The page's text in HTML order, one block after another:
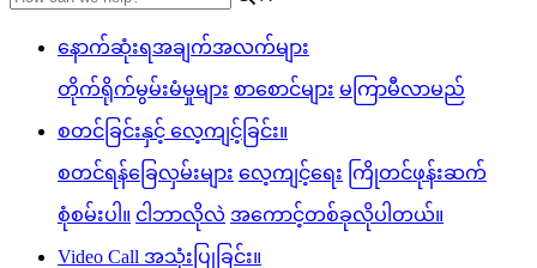
နောက်ဆုံးရအချက်အလက်များ
တိုက်ရိုက်မွမ်းမံမှုများ စာစောင်များ မကြာမီလာမည်
စတင်ခြင်းနှင့် လေ့ကျင့်ခြင်း။
စတင်ရန်ခြေလှမ်းများ လေ့ကျင့်ရေး ကြိုတင်ဖုန်းဆက်
စုံစမ်းပါ။ ငါဘာလိုလဲ အကောင့်တစ်ခုလိုပါတယ်။
Video Call အသုံးပြုခြင်း။